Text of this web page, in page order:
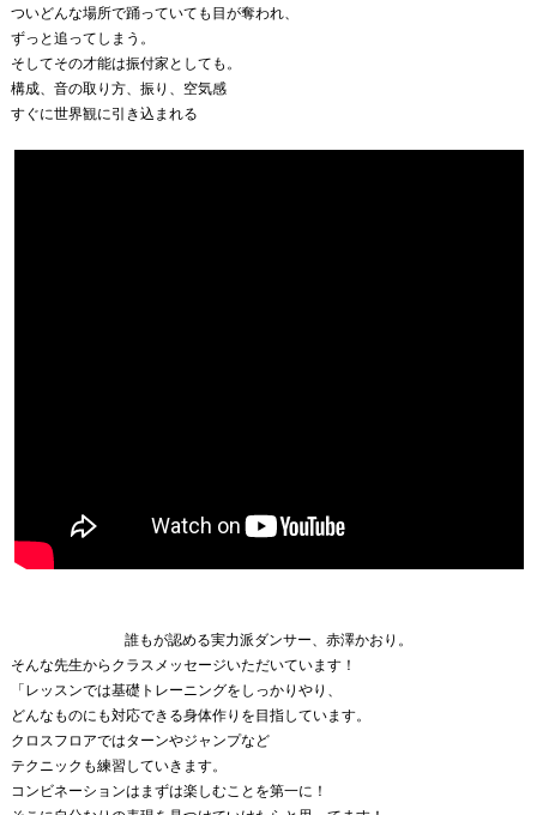
ついどんな場所で踊っていても目が奪われ、
ずっと追ってしまう。
そしてその才能は振付家としても。
構成、音の取り方、振り、空気感
すぐに世界観に引き込まれる
誰もが認める実力派ダンサー、赤澤かおり。
そんな先生からクラスメッセージいただいています！
「レッスンでは基礎トレーニングをしっかりやり、
どんなものにも対応できる身体作りを目指しています。
クロスフロアではターンやジャンプなど
テクニックも練習していきます。
コンビネーションはまずは楽しむことを第一に！